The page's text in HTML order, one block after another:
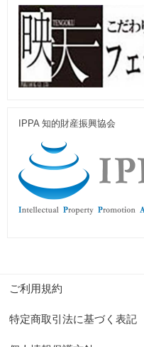
IPPA 知的財産振興協会
ご利用規約
特定商取引法に基づく表記